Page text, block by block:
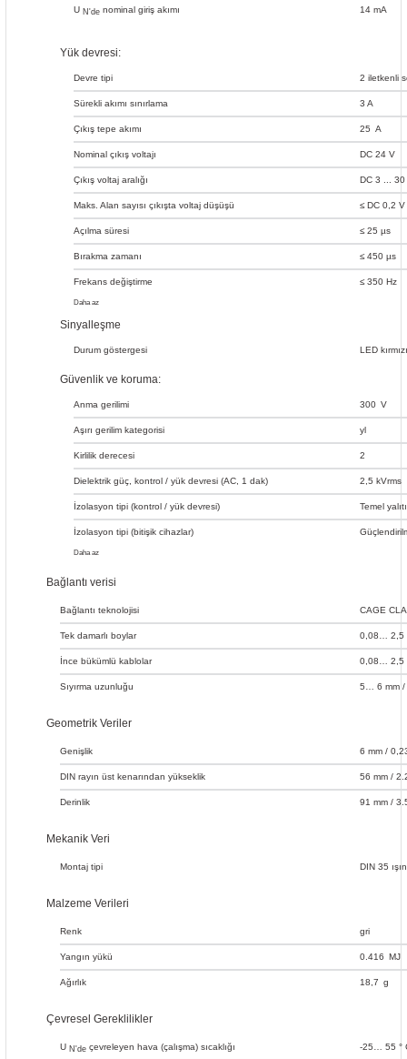
U N'de nominal giriş akımı 14 mA
Yük devresi:
Devre tipi 2 iletkenli
Sürekli akımı sınırlama 3 A
Çıkış tepe akımı 25 A
Nominal çıkış voltajı DC 24 V
Çıkış voltaj aralığı DC 3 ... 30
Maks. Alan sayısı çıkışta voltaj düşüşü ≤ DC 0,2 V
Açılma süresi ≤ 25 µs
Bırakma zamanı ≤ 450 µs
Frekans değiştirme ≤ 350 Hz
Daha az
Sinyalleşme
Durum göstergesi LED kırmızı
Güvenlik ve koruma:
Anma gerilimi 300 V
Aşırı gerilim kategorisi yl
Kirlilik derecesi 2
Dielektrik güç, kontrol / yük devresi (AC, 1 dak) 2,5 kVrms
İzolasyon tipi (kontrol / yük devresi) Temel
İzolasyon tipi (bitişik cihazlar)
Daha az
Bağlantı verisi
Bağlantı teknolojisi CAGE
Tek damarlı boylar 0,08… 2,5
İnce bükümlü kablolar 0,08… 2,5
Sıyırma uzunluğu 5… 6 mm
Geometrik Veriler
Genişlik 6 mm /
DIN rayın üst kenarından yükseklik 56 mm /
Derinlik 91 mm /
Mekanik Veri
Montaj tipi DIN 35
Malzeme Verileri
Renk gri
Yangın yükü 0.416 MJ
Ağırlık 18,7 g
Çevresel Gereklilikler
U N'de çevreleyen hava (çalışma) sıcaklığı -25… 55 °